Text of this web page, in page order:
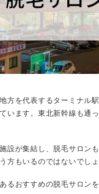
方を代表するターミナル
います。東北新幹線も通
設が集結し、脱毛サロン
方もいるのではないでしょ
るおすすめの脱毛サロン